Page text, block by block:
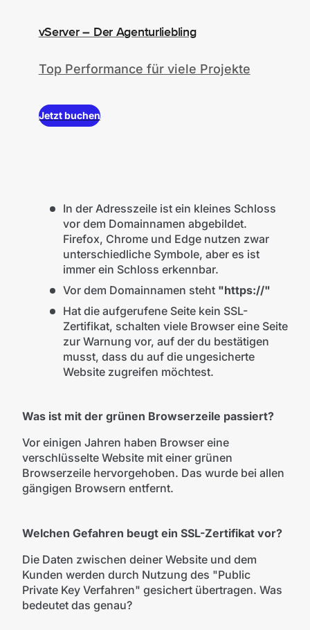
vServer – Der Agenturliebling
Top Performance für viele Projekte
Jetzt buchen
In der Adresszeile ist ein kleines Schloss
vor dem Domainnamen abgebildet.
Firefox, Chrome und Edge nutzen zwar
unterschiedliche Symbole, aber es ist
immer ein Schloss erkennbar.
Vor dem Domainnamen steht "https://"
Hat die aufgerufene Seite kein SSL-
Zertifikat, schalten viele Browser eine Seite
zur Warnung vor, auf der du bestätigen
musst, dass du auf die ungesicherte
Website zugreifen möchtest.
Was ist mit der grünen Browserzeile passiert?
Vor einigen Jahren haben Browser eine
verschlüsselte Website mit einer grünen
Browserzeile hervorgehoben. Das wurde bei allen
gängigen Browsern entfernt.
Welchen Gefahren beugt ein SSL-Zertifikat vor?
Die Daten zwischen deiner Website und dem
Kunden werden durch Nutzung des "Public
Private Key Verfahren" gesichert übertragen. Was
bedeutet das genau?